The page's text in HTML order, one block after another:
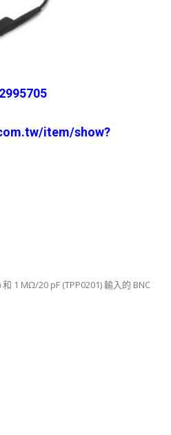
item/show?
1 MΩ/20 pF (TPP0201) 輸入的 BNC